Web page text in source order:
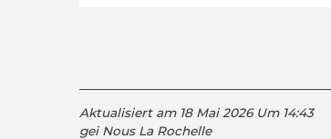
Aktualisiert am 18 Mai 2026 Um 14:43
gei Nous La Rochelle